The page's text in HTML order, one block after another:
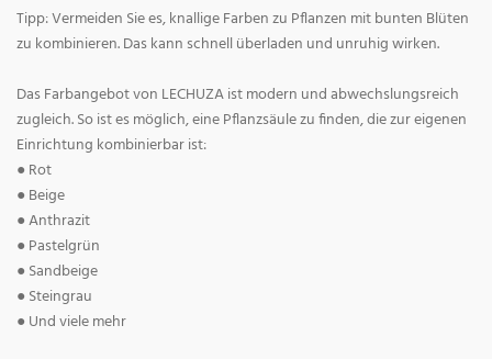
Tipp: Vermeiden Sie es, knallige Farben zu Pflanzen mit bunten Blüten
zu kombinieren. Das kann schnell überladen und unruhig wirken.
Das Farbangebot von LECHUZA ist modern und abwechslungsreich
zugleich. So ist es möglich, eine Pflanzsäule zu finden, die zur eigenen
Einrichtung kombinierbar ist:
● Rot
● Beige
● Anthrazit
● Pastelgrün
● Sandbeige
● Steingrau
● Und viele mehr